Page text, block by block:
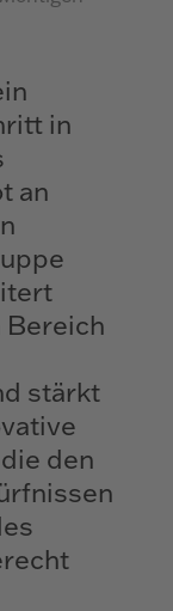
in
an
Bereich
stärkt
den